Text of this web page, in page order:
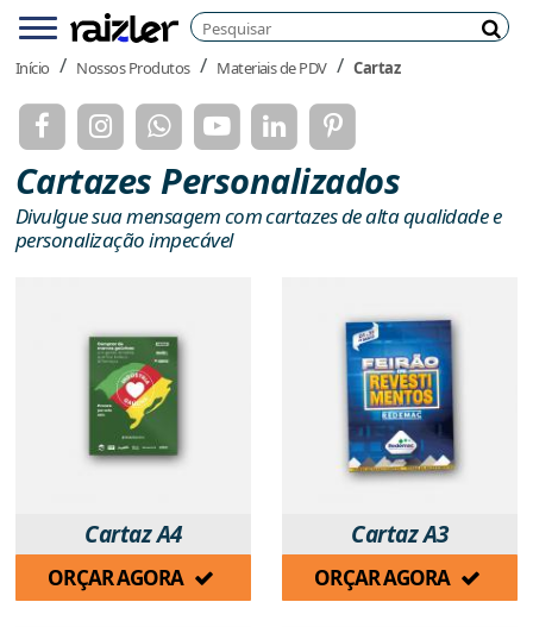
Menu Pesquisar
Início Nossos Produtos Materiais de PDV Cartaz
Cartazes Personalizados
Divulgue sua mensagem com cartazes de alta qualidade e
personalização impecável
Cartaz A4
ORÇAR AGORA
Cartaz A3
ORÇAR AGORA